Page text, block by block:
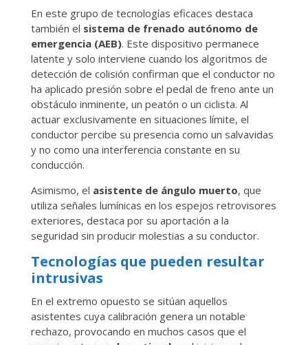
En este grupo de tecnologías eficaces destaca
también el sistema de frenado autónomo de
emergencia (AEB). Este dispositivo permanece
latente y solo interviene cuando los algoritmos de
detección de colisión confirman que el conductor no
ha aplicado presión sobre el pedal de freno ante un
obstáculo inminente, un peatón o un ciclista. Al
actuar exclusivamente en situaciones límite, el
conductor percibe su presencia como un salvavidas
y no como una interferencia constante en su
conducción.
Asimismo, el asistente de ángulo muerto, que
utiliza señales lumínicas en los espejos retrovisores
exteriores, destaca por su aportación a la
seguridad sin producir molestias a su conductor.
Tecnologías que pueden resultar
intrusivas
En el extremo opuesto se sitúan aquellos
asistentes cuya calibración genera un notable
rechazo, provocando en muchos casos que el